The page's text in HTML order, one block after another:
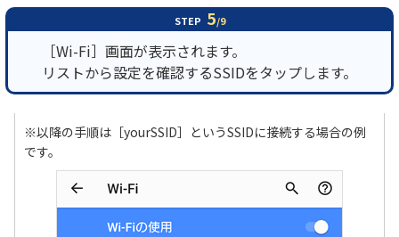
STEP 5/9
［Wi-Fi］画面が表示されます。
リストから設定を確認するSSIDをタップします。
※以降の手順は［yourSSID］というSSIDに接続する場合の例
です。